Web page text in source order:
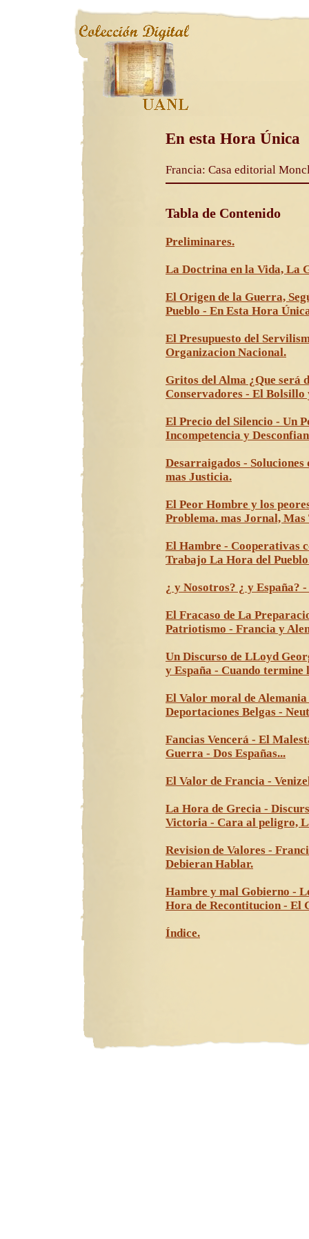
En esta Hora Única
Francia: Casa editorial
Tabla de Contenido
Preliminares.
La Doctrina en la Vida, La
El Origen de la Guerra,
Pueblo - En Esta Hora
El Presupuesto del
Organizacion Nacional.
Gritos del Alma ¿Que será
Conservadores - El
El Precio del Silencio - Un
Incompetencia y
Desarraigados -
mas Justicia.
El Peor Hombre y los
Problema. mas Jornal,
El Hambre - Cooperativas
Trabajo La Hora del
¿ y Nosotros? ¿ y España?
El Fracaso de La
Patriotismo - Francia y
Un Discurso de LLoyd
y España - Cuando termine
El Valor moral de
Deportaciones Belgas -
Fancias Vencerá - El
Guerra - Dos Españas...
El Valor de Francia -
La Hora de Grecia -
Victoria - Cara al peligro,
Revision de Valores -
Debieran Hablar.
Hambre y mal Gobierno -
Hora de Recontitucion - El
Índice.